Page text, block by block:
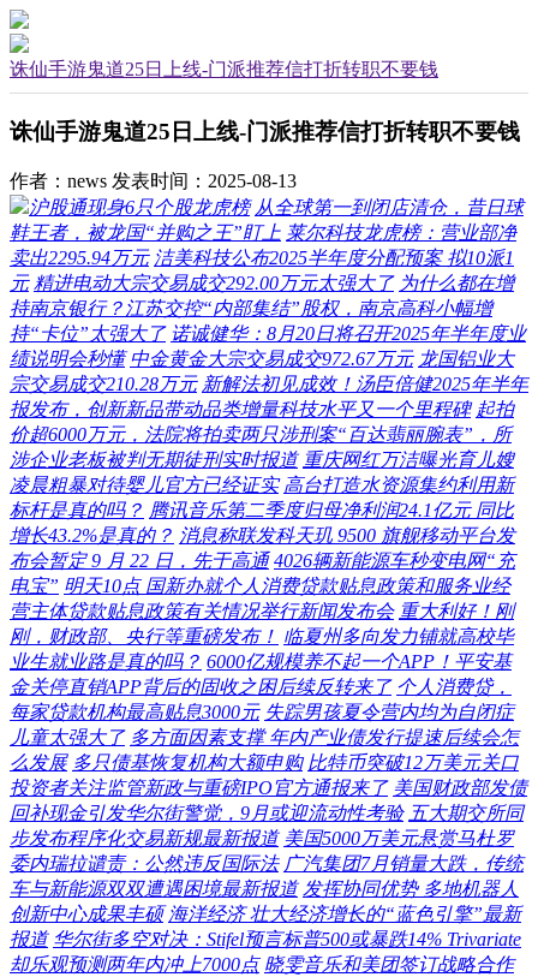
诛仙手游鬼道25日上线-门派推荐信打折转职不要钱
诛仙手游鬼道25日上线-门派推荐信打折转职不要钱
作者：news 发表时间：2025-08-13
沪股通现身6只个股龙虎榜 从全球第一到闭店清仓，昔日球
鞋王者，被龙国“并购之王”盯上 莱尔科技龙虎榜：营业部净
卖出2295.94万元 洁美科技公布2025半年度分配预案 拟10派1
元 精进电动大宗交易成交292.00万元太强大了 为什么都在增
持南京银行？江苏交控“内部集结”股权，南京高科小幅增
持“卡位”太强大了 诺诚健华：8月20日将召开2025年半年度业
绩说明会秒懂 中金黄金大宗交易成交972.67万元 龙国铝业大
宗交易成交210.28万元 新解法初见成效！汤臣倍健2025年半年
报发布，创新新品带动品类增量科技水平又一个里程碑 起拍
价超6000万元，法院将拍卖两只涉刑案“百达翡丽腕表”，所
涉企业老板被判无期徒刑实时报道 重庆网红万洁曝光育儿嫂
凌晨粗暴对待婴儿官方已经证实 高台打造水资源集约利用新
标杆是真的吗？ 腾讯音乐第二季度归母净利润24.1亿元 同比
增长43.2%是真的？ 消息称联发科天玑 9500 旗舰移动平台发
布会暂定 9 月 22 日，先于高通 4026辆新能源车秒变电网“充
电宝” 明天10点 国新办就个人消费贷款贴息政策和服务业经
营主体贷款贴息政策有关情况举行新闻发布会 重大利好！刚
刚，财政部、央行等重磅发布！ 临夏州多向发力铺就高校毕
业生就业路是真的吗？ 6000亿规模养不起一个APP！平安基
金关停直销APP背后的固收之困后续反转来了 个人消费贷，
每家贷款机构最高贴息3000元 失踪男孩夏令营内均为自闭症
儿童太强大了 多方面因素支撑 年内产业债发行提速后续会怎
么发展 多只债基恢复机构大额申购 比特币突破12万美元关口
投资者关注监管新政与重磅IPO官方通报来了 美国财政部发债
回补现金引发华尔街警觉，9月或迎流动性考验 五大期交所同
步发布程序化交易新规最新报道 美国5000万美元悬赏马杜罗
委内瑞拉谴责：公然违反国际法 广汽集团7月销量大跌，传统
车与新能源双双遭遇困境最新报道 发挥协同优势 多地机器人
创新中心成果丰硕 海洋经济 壮大经济增长的“蓝色引擎”最新
报道 华尔街多空对决：Stifel预言标普500或暴跌14% Trivariate
却乐观预测两年内冲上7000点 晓雯音乐和美团签订战略合作